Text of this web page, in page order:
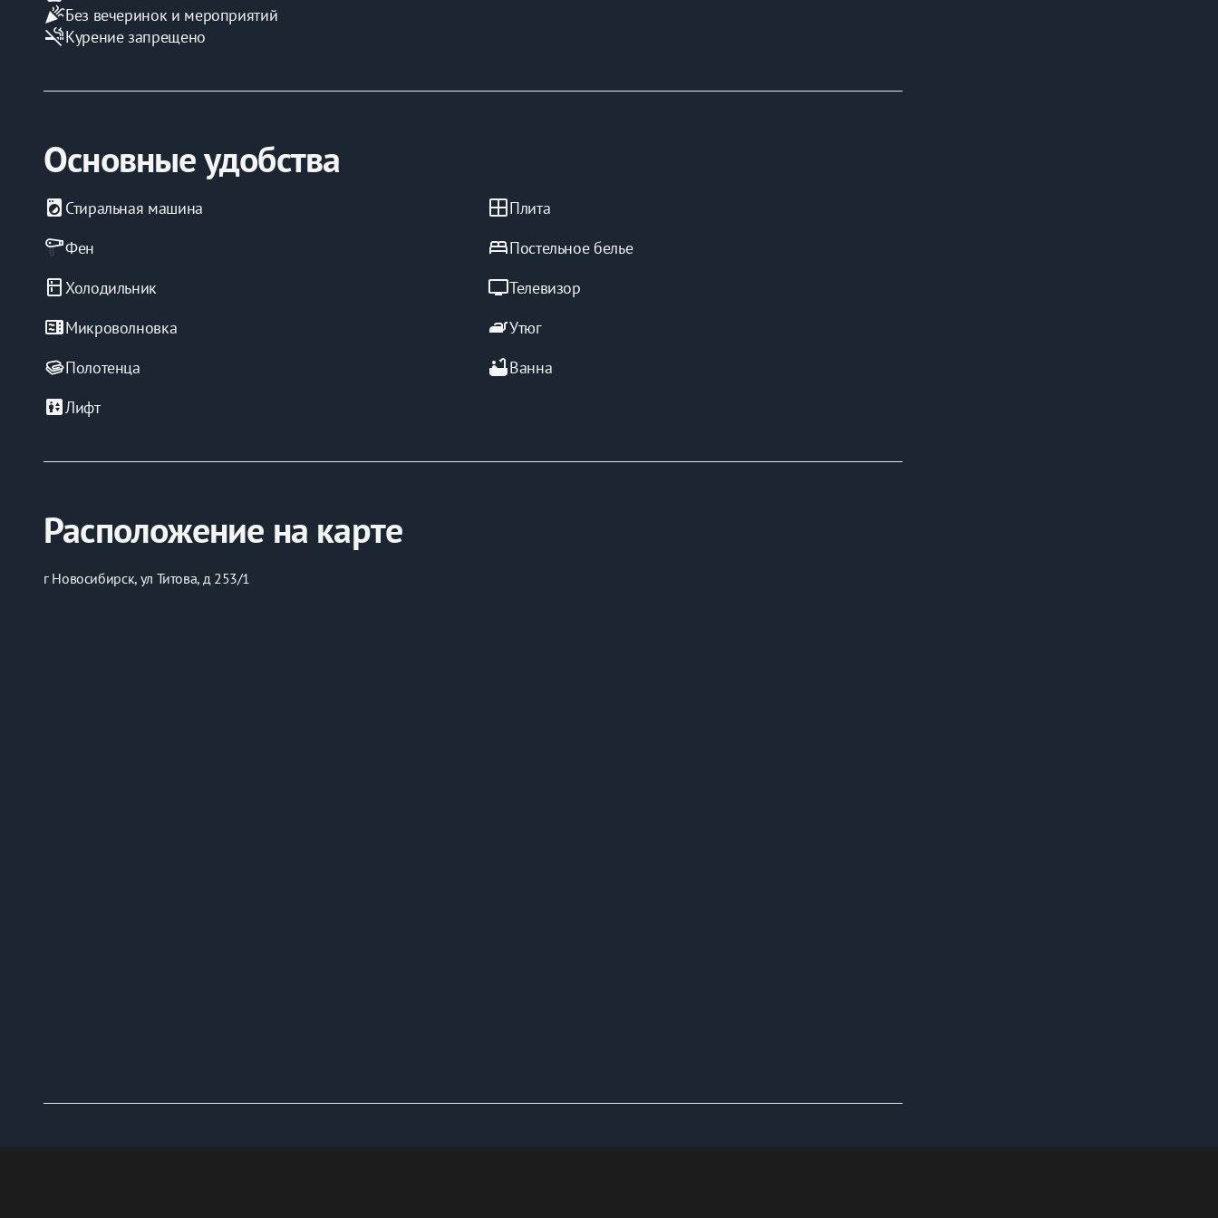
celebrationБез вечеринок и мероприятий
smoke_freeКурение запрещено
Основные удобства
local_laundry_service Стиральная машина windowПлита
Фен
bedПостельное белье
kitchen Холодильник tvТелевизор
microwaveМикроволновка ironУтюг
Полотенца
bathtubВанна
elevatorЛифт
Расположение на карте
г Новосибирск, ул Титова, д 253/1